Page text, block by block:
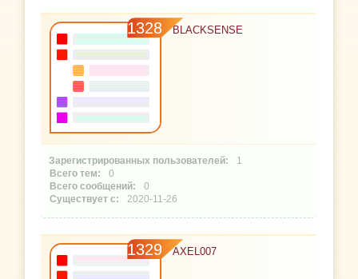
1328 BLACKSENSE
1
0
0
2020-11-26
1329 AXEL007